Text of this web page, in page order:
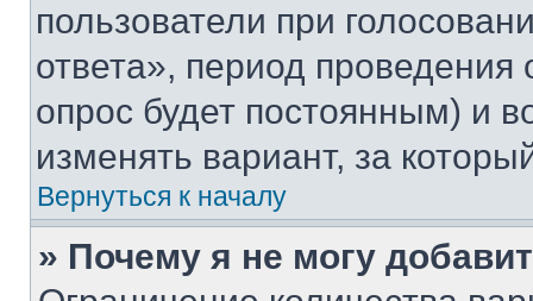
пользователи при
ответа», период проведения
опрос будет постоянным) и
изменять вариант, за
Вернуться к началу
» Почему я не могу